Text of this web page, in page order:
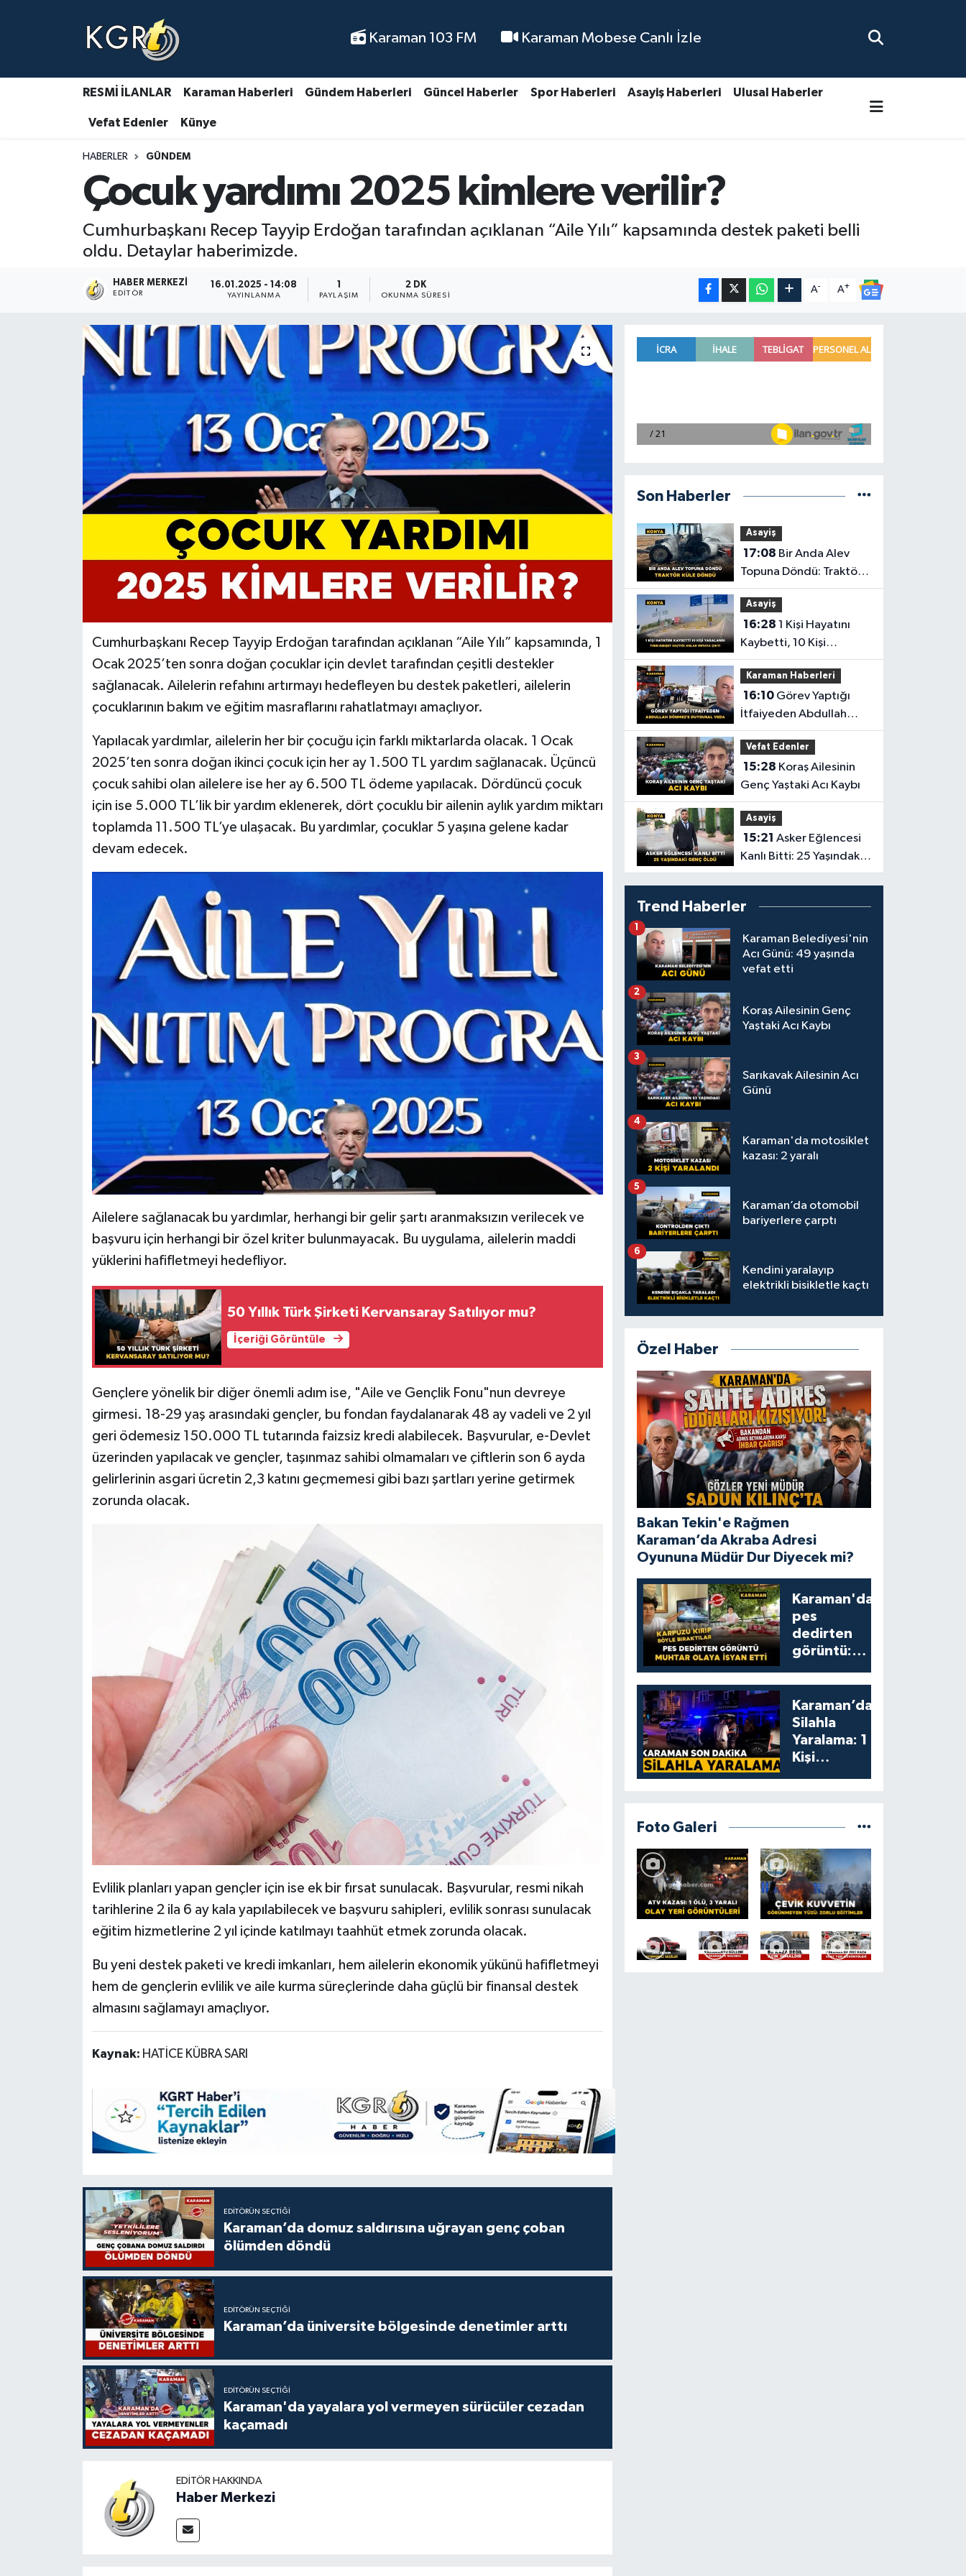
Karaman 103 FM Karaman Mobese Canlı İzle
RESMİ İLANLAR Karaman Haberleri Gündem Haberleri Güncel Haberler Spor Haberleri Asayiş Haberleri Ulusal Haberler
Vefat Edenler Künye
HABERLER GÜNDEM
Çocuk yardımı 2025 kimlere verilir?
Cumhurbaşkanı Recep Tayyip Erdoğan tarafından açıklanan “Aile Yılı” kapsamında destek paketi belli
oldu. Detaylar haberimizde.
HABER MERKEZI
EDITÖR
16.01.2025 - 14:08
YAYINLANMA
1
PAYLAŞIM
2 DK
OKUNMA SÜRESI
A- A+
Cumhurbaşkanı Recep Tayyip Erdoğan tarafından açıklanan “Aile Yılı” kapsamında, 1
Ocak 2025’ten sonra doğan çocuklar için devlet tarafından çeşitli destekler
sağlanacak. Ailelerin refahını artırmayı hedefleyen bu destek paketleri, ailelerin
çocuklarının bakım ve eğitim masraflarını rahatlatmayı amaçlıyor.
Yapılacak yardımlar, ailelerin her bir çocuğu için farklı miktarlarda olacak. 1 Ocak
2025’ten sonra doğan ikinci çocuk için her ay 1.500 TL yardım sağlanacak. Üçüncü
çocuk sahibi olan ailelere ise her ay 6.500 TL ödeme yapılacak. Dördüncü çocuk
için ise 5.000 TL’lik bir yardım eklenerek, dört çocuklu bir ailenin aylık yardım miktarı
toplamda 11.500 TL’ye ulaşacak. Bu yardımlar, çocuklar 5 yaşına gelene kadar
devam edecek.
Ailelere sağlanacak bu yardımlar, herhangi bir gelir şartı aranmaksızın verilecek ve
başvuru için herhangi bir özel kriter bulunmayacak. Bu uygulama, ailelerin maddi
yüklerini hafifletmeyi hedefliyor.
50 Yıllık Türk Şirketi Kervansaray Satılıyor mu?
İçeriği Görüntüle
Gençlere yönelik bir diğer önemli adım ise, "Aile ve Gençlik Fonu"nun devreye
girmesi. 18-29 yaş arasındaki gençler, bu fondan faydalanarak 48 ay vadeli ve 2 yıl
geri ödemesiz 150.000 TL tutarında faizsiz kredi alabilecek. Başvurular, e-Devlet
üzerinden yapılacak ve gençler, taşınmaz sahibi olmamaları ve çiftlerin son 6 ayda
gelirlerinin asgari ücretin 2,3 katını geçmemesi gibi bazı şartları yerine getirmek
zorunda olacak.
Evlilik planları yapan gençler için ise ek bir fırsat sunulacak. Başvurular, resmi nikah
tarihlerine 2 ila 6 ay kala yapılabilecek ve başvuru sahipleri, evlilik sonrası sunulacak
eğitim hizmetlerine 2 yıl içinde katılmayı taahhüt etmek zorunda olacak.
Bu yeni destek paketi ve kredi imkanları, hem ailelerin ekonomik yükünü hafifletmeyi
hem de gençlerin evlilik ve aile kurma süreçlerinde daha güçlü bir finansal destek
almasını sağlamayı amaçlıyor.
Kaynak: HATİCE KÜBRA SARI
EDITÖRÜN SEÇTIĞI
Karaman’da domuz saldırısına uğrayan genç çoban
ölümden döndü
EDITÖRÜN SEÇTIĞI
Karaman’da üniversite bölgesinde denetimler arttı
EDITÖRÜN SEÇTIĞI
Karaman'da yayalara yol vermeyen sürücüler cezadan
kaçamadı
EDITÖR HAKKINDA
Haber Merkezi
Son Haberler
Asayiş
17:08
Topuna Döndü: Traktör
Küle Döndü
Asayiş
16:28
Kaybetti, 10 Kişi
Yaralandı! Tırın Dehşet
Saçtığı Anlar Ortaya
Çıktı
Karaman Haberleri
16:10Görev Yaptığı
İtfaiyeden Abdullah
Dönmez'e Duygusal
Veda
Vefat Edenler
15:28
Genç Yaştaki Acı Kaybı
Asayiş
15:21
Kanlı Bitti: 25 Yaşındaki
Genç Öldü
Trend Haberler
Karaman Belediyesi'nin
Acı Günü: 49 yaşında
vefat etti
1
Koraş Ailesinin Genç
Yaştaki Acı Kaybı
2
Sarıkavak Ailesinin Acı
Günü
3
Karaman'da motosiklet
kazası: 2 yaralı
4
Karaman’da otomobil
bariyerlere çarptı
5
Kendini yaralayıp
elektrikli bisikletle kaçtı
6
Özel Haber
Bakan Tekin'e Rağmen
Karaman’da Akraba Adresi
Oyununa Müdür Dur Diyecek mi?
Karaman'da
pes
dedirten
görüntü:
yumruklayıp
yediler,
artıklarını
kamelyada
bıraktılar
Karaman’da
Silahla
Yaralama: 1
Kişi
Foto Galeri
Karaman Haberleri
Gündem Haberleri
Güncel Haberler
Asayiş Haberleri
Ulusal Haberler